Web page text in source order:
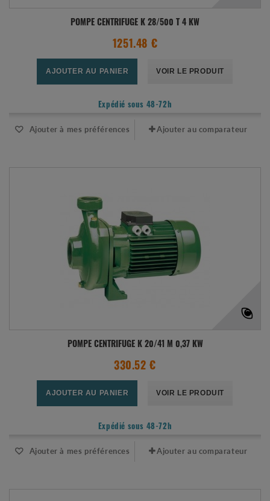
POMPE CENTRIFUGE K 28/500 T 4 KW
1251.48 €
AJOUTER AU PANIER VOIR LE PRODUIT
Expédié sous 48-72h
Ajouter à mes préférences Ajouter au comparateur
POMPE CENTRIFUGE K 20/41 M 0,37 KW
330.52 €
AJOUTER AU PANIER VOIR LE PRODUIT
Expédié sous 48-72h
Ajouter à mes préférences Ajouter au comparateur